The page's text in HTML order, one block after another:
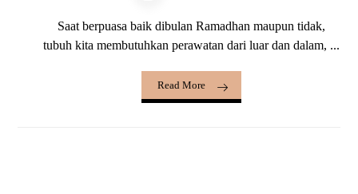
Saat berpuasa baik dibulan Ramadhan maupun tidak,
tubuh kita membutuhkan perawatan dari luar dan dalam, ...
Read More